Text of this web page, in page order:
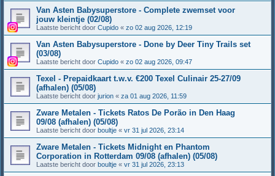
Van Asten Babysuperstore - Complete zwemset voor
jouw kleintje (02/08)
Laatste bericht door Cupido « zo 02 aug 2026, 12:19
Van Asten Babysuperstore - Done by Deer Tiny Trails set
(03/08)
Laatste bericht door Cupido « zo 02 aug 2026, 09:47
Texel - Prepaidkaart t.w.v. €200 Texel Culinair 25-27/09
(afhalen) (05/08)
Laatste bericht door jurion « za 01 aug 2026, 11:59
Zware Metalen - Tickets Ratos De Porão in Den Haag
09/08 (afhalen) (05/08)
Laatste bericht door boultje « vr 31 jul 2026, 23:14
Zware Metalen - Tickets Midnight en Phantom
Corporation in Rotterdam 09/08 (afhalen) (05/08)
Laatste bericht door boultje « vr 31 jul 2026, 23:13